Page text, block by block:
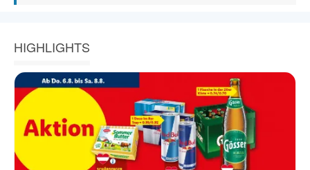
HIGHLIGHTS